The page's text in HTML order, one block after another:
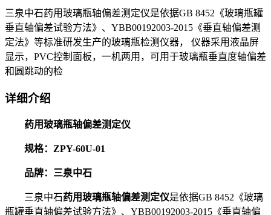
三泉中石药用玻璃瓶轴偏差测定仪是依据GB 8452《玻璃瓶罐
垂直轴偏差试验方法》、YBB00192003-2015《垂直轴偏差测
定法》等标准研发生产的玻璃瓶检测仪器， 仪器采用液晶屏
显示，PVC控制面板，一机两用，可用于玻璃瓶垂直度轴偏差
和圆跳动的检
详细介绍
药用玻璃瓶轴偏差测定仪
规格：ZPY-60U-01
品牌：三泉中石
三泉中石药用玻璃瓶轴偏差测定仪是依据GB 8452《玻璃
瓶罐垂直轴偏差试验方法》、YBB00192003-2015《垂直轴偏